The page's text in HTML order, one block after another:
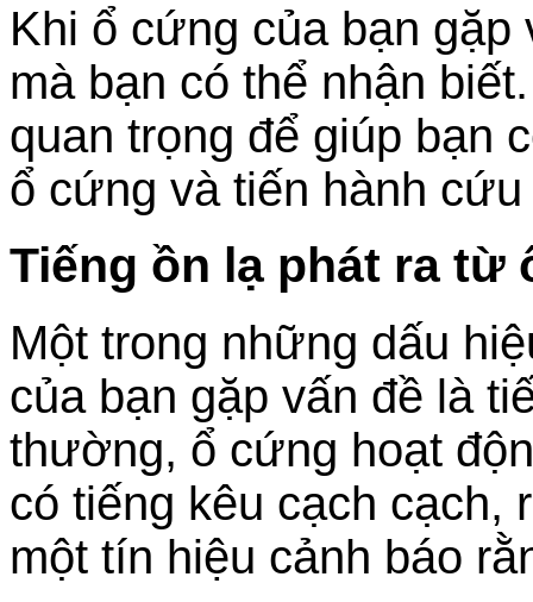
Khi ổ cứng của bạn gặp
mà bạn có thể nhận
quan trọng để giúp bạn
ổ cứng và tiến hành
Tiếng ồn lạ phát ra từ
Một trong những dấu
của bạn gặp vấn đề là
thường, ổ cứng hoạt
có tiếng kêu cạch cạch,
một tín hiệu cảnh báo